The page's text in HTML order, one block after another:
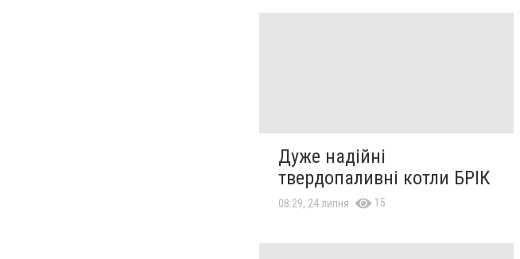
Дуже надійні
твердопаливні котли БРІК
08:29, 24 липня 15